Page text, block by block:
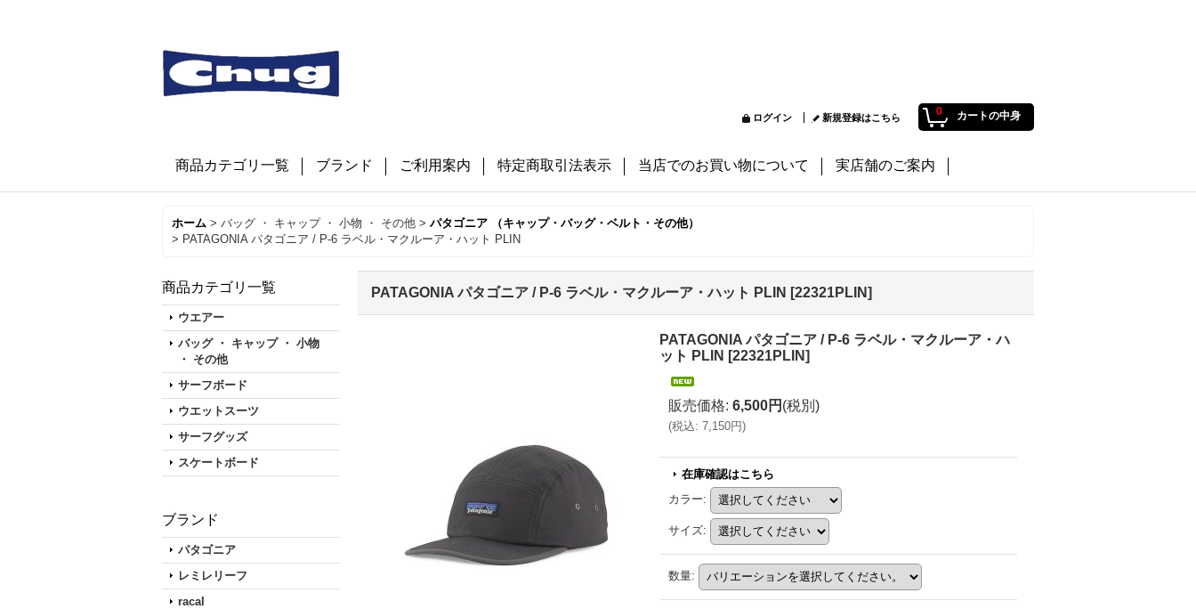
0 カートの中身
ログイン 新規登録はこちら
商品カテゴリ一覧 ブランド ご利用案内 特定商取引法表示 当店でのお買い物について 実店舗のご案内
ホーム > バッグ ・ キャップ ・ 小物 ・ その他 > パタゴニア （キャップ・バッグ・ベルト・その他）
> PATAGONIA パタゴニア / P-6 ラベル・マクルーア・ハット PLIN
商品カテゴリ一覧
ウエアー
バッグ ・ キャップ ・ 小物
・ その他
サーフボード
ウエットスーツ
サーフグッズ
スケートボード
ブランド
パタゴニア
レミレリーフ
racal
PATAGONIA パタゴニア / P-6 ラベル・マクルーア・ハット PLIN [22321PLIN]
PATAGONIA パタゴニア / P-6 ラベル・マクルーア・ハ
ット PLIN [22321PLIN]
販売価格: 6,500円 (税別)
(税込: 7,150円)
在庫確認はこちら
カラー:
サイズ:
数量: